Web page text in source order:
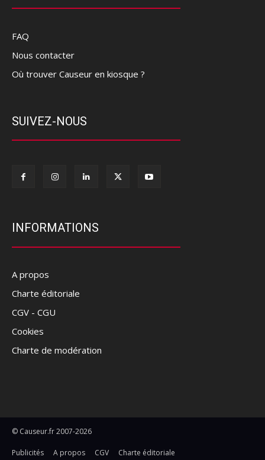
FAQ
Nous contacter
Où trouver Causeur en kiosque ?
SUIVEZ-NOUS
INFORMATIONS
A propos
Charte éditoriale
CGV - CGU
Cookies
Charte de modération
© Causeur.fr 2007-2026
Publicités A propos CGV
Charte éditoriale